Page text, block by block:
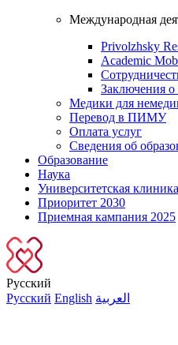
Международная
Privolzhsky
Academic
Заключения о
Медики для
Перевод в ПИМУ
Оплата услуг
Сведения об
Образование
Наука
Университетская клиника
Приоритет 2030
Приемная кампания 2025
Русский
Русский English العربية